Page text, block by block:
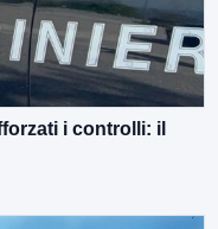
i controlli: il